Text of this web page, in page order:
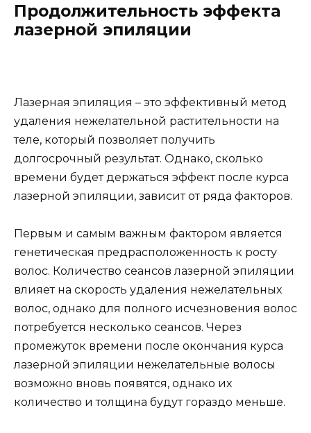
Продолжительность эффекта
лазерной эпиляции
Лазерная эпиляция – это эффективный метод
удаления нежелательной растительности на
теле, который позволяет получить
долгосрочный результат. Однако, сколько
времени будет держаться эффект после курса
лазерной эпиляции, зависит от ряда факторов.
Первым и самым важным фактором является
генетическая предрасположенность к росту
волос. Количество сеансов лазерной эпиляции
влияет на скорость удаления нежелательных
волос, однако для полного исчезновения волос
потребуется несколько сеансов. Через
промежуток времени после окончания курса
лазерной эпиляции нежелательные волосы
возможно вновь появятся, однако их
количество и толщина будут гораздо меньше.